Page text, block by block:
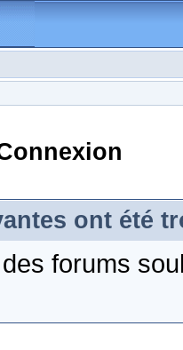
ont été
forums